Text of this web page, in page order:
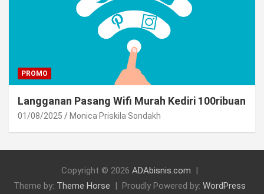
PROMO
Langganan Pasang Wifi Murah Kediri 100ribuan
01/08/2025 Monica Priskila Sondakh
Copyright © 2026 ADAbisnis.com
Theme by: Theme Horse Proudly Powered by: WordPress